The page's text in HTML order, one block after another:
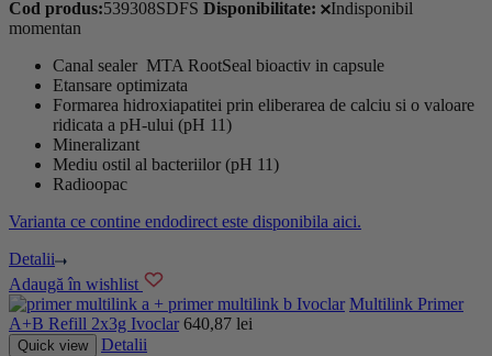
Cod produs:539308SDFS Disponibilitate:
Indisponibil
momentan
Canal sealer MTA RootSeal bioactiv in capsule
Etansare optimizata
Formarea hidroxiapatitei prin eliberarea de calciu si o valoare
ridicata a pH-ului (pH 11)
Mineralizant
Mediu ostil al bacteriilor (pH 11)
Radioopac
Varianta ce contine endodirect este disponibila aici.
Detalii
Adaugă în wishlist
Ivoclar Multilink Primer
A+B Refill 2x3g Ivoclar 640,87 lei
Quick view Detalii